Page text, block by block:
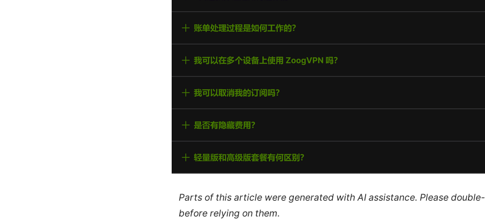
Parts of this article were generated with AI assistance. Please
before relying on them.